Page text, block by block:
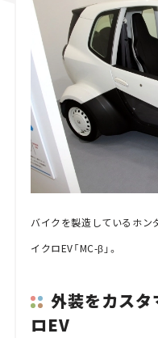
バイクを製造しているホン
イクロEV「MC-β」。
外装をカスタ
ロEV